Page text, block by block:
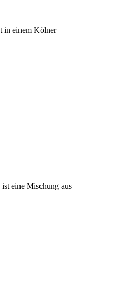
in einem Kölner
eine Mischung aus